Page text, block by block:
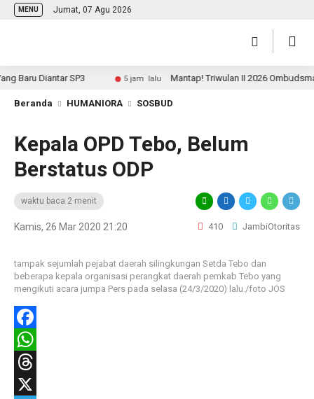
MENU Jumat, 07 Agu 2026
Diantar SP3 5 jam lalu Mantap! Triwulan II 2026 Ombudsman
Beranda HUMANIORA SOSBUD
Kepala OPD Tebo, Belum
Berstatus ODP
waktu baca 2 menit
Kamis, 26 Mar 2020 21:20 410 JambiOtoritas
tampak sejumlah pejabat daerah silingkungan Setda Tebo dan
beberapa kepala organisasi perangkat daerah pemkab Tebo yang
mengikuti acara jumpa Pers pada selasa (24/3/2020) lalu./foto JOS
Facebook
WhatsApp
Threads